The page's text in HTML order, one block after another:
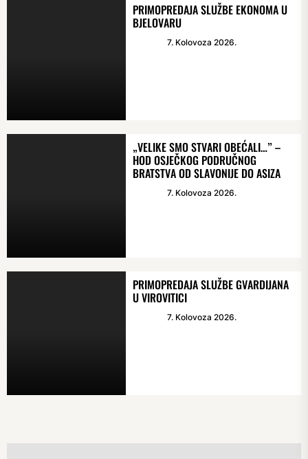
PRIMOPREDAJA SLUŽBE EKONOMA U
BJELOVARU
7. Kolovoza 2026.
„VELIKE SMO STVARI OBEĆALI…” –
HOD OSJEČKOG PODRUČNOG
BRATSTVA OD SLAVONIJE DO ASIZA
7. Kolovoza 2026.
PRIMOPREDAJA SLUŽBE GVARDIJANA
U VIROVITICI
7. Kolovoza 2026.